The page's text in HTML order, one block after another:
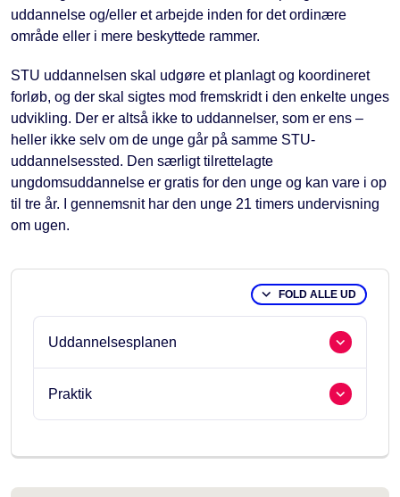
uddannelse og/eller et arbejde inden for det ordinære
område eller i mere beskyttede rammer.
STU uddannelsen skal udgøre et planlagt og koordineret
forløb, og der skal sigtes mod fremskridt i den enkelte unges
udvikling. Der er altså ikke to uddannelser, som er ens –
heller ikke selv om de unge går på samme STU-
uddannelsessted. Den særligt tilrettelagte
ungdomsuddannelse er gratis for den unge og kan vare i op
til tre år. I gennemsnit har den unge 21 timers undervisning
om ugen.
FOLD ALLE UD
Uddannelsesplanen
Praktik